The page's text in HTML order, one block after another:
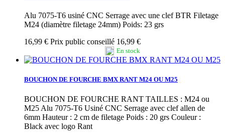
Alu 7075-T6 usiné CNC Serrage avec une clef BTR Filetage
M24 (diamètre filetage 24mm) Poids: 23 grs
16,99 € Prix public conseillé 16,99 €
En stock
BOUCHON DE FOURCHE BMX RANT M24 OU M25
BOUCHON DE FOURCHE RANT TAILLES : M24 ou
M25 Alu 7075-T6 Usiné CNC Serrage avec clef allen de
6mm Hauteur : 2 cm de filetage Poids : 20 grs Couleur :
Black avec logo Rant